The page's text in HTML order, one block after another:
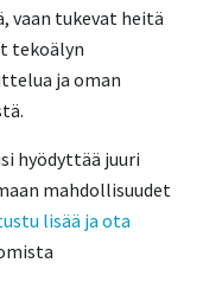
vaan tukevat heitä
tekoälyn
ja oman
hyödyttää juuri
mahdollisuudet
lisää ja ota